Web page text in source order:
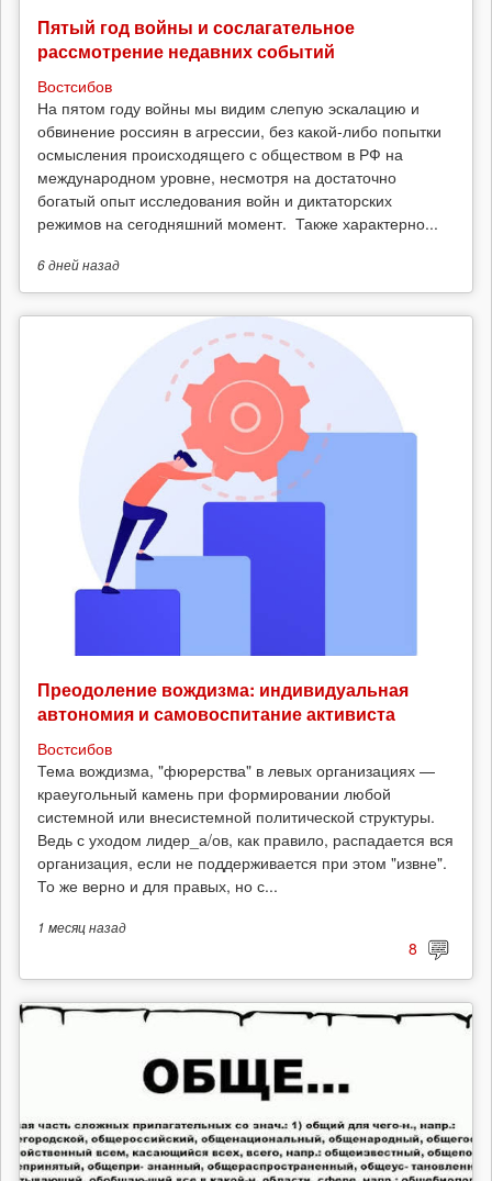
Пятый год войны и сослагательное
рассмотрение недавних событий
Востсибов
На пятом году войны мы видим слепую эскалацию и
обвинение россиян в агрессии, без какой-либо попытки
осмысления происходящего с обществом в РФ на
международном уровне, несмотря на достаточно
богатый опыт исследования войн и диктаторских
режимов на сегодняшний момент. Также характерно...
6 днейназад
Преодоление вождизма: индивидуальная
автономия и самовоспитание активиста
Востсибов
Тема вождизма, "фюрерства" в левых организациях —
краеугольный камень при формировании любой
системной или внесистемной политической структуры.
Ведь с уходом лидер_а/ов, как правило, распадается вся
организация, если не поддерживается при этом "извне".
То же верно и для правых, но с...
1 месяцназад
8